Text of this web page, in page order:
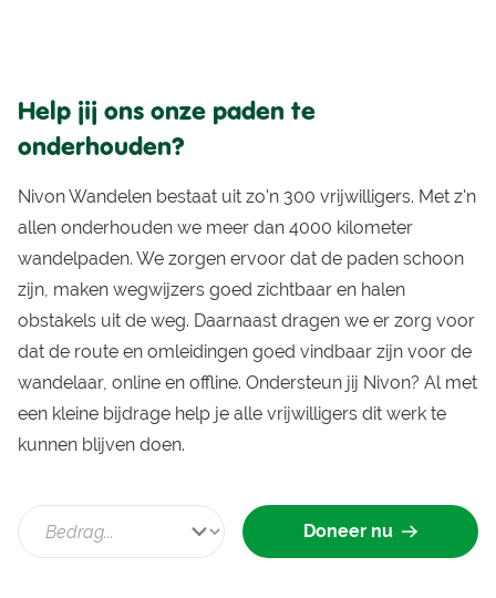
Help jij ons onze paden te
onderhouden?
Nivon Wandelen bestaat uit zo'n 300 vrijwilligers. Met z'n
allen onderhouden we meer dan 4000 kilometer
wandelpaden. We zorgen ervoor dat de paden schoon
zijn, maken wegwijzers goed zichtbaar en halen
obstakels uit de weg. Daarnaast dragen we er zorg voor
dat de route en omleidingen goed vindbaar zijn voor de
wandelaar, online en offline. Ondersteun jij Nivon? Al met
een kleine bijdrage help je alle vrijwilligers dit werk te
kunnen blijven doen.
Doneer nu